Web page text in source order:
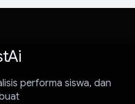
performa siswa, dan